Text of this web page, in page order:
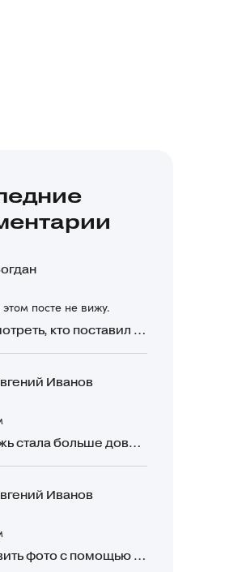
посте не вижу.
Как посмотреть, кто поставил реакцию в Telegram
Иванов
Молодежь стала больше доверять рекомендациям в закрытых Telegram-чатах, чем официальной рекламе
Иванов
Как оживить фото с помощью нейросетей в 2026 году: 17 бесплатных онлайн-сервисов, приложений и ботов